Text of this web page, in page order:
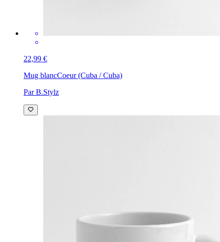
22,99 €
Mug blancCoeur (Cuba / Cuba)
Par B.Stylz